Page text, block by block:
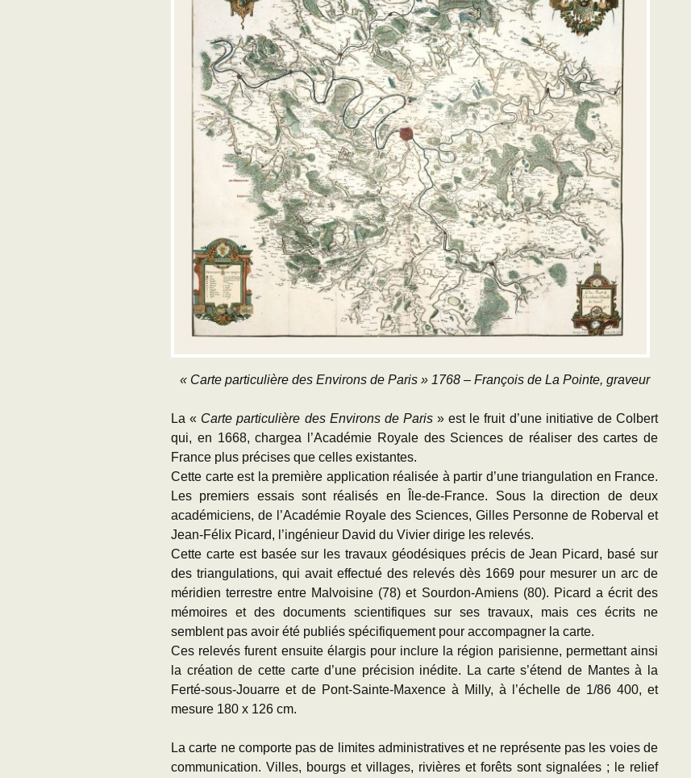
« Carte particulière des Environs de Paris » 1768 – François de La Pointe, graveur
La « Carte particulière des Environs de Paris» est le fruit d’une initiative de Colbert
qui, en 1668, chargea l’Académie Royale des Sciences de réaliser des cartes de
France plus précises que celles existantes.
Cette carte est la première application réalisée à partir d’une triangulation en France.
Les premiers essais sont réalisés en Île-de-France. Sous la direction de deux
académiciens, de l’Académie Royale des Sciences, Gilles Personne de Roberval et
Jean-Félix Picard, l’ingénieur David du Vivier dirige les relevés.
Cette carte est basée sur les travaux géodésiques précis de Jean Picard, basé sur
des triangulations, qui avait effectué des relevés dès 1669 pour mesurer un arc de
méridien terrestre entre Malvoisine (78) et Sourdon-Amiens (80). Picard a écrit des
mémoires et des documents scientifiques sur ses travaux, mais ces écrits ne
semblent pas avoir été publiés spécifiquement pour accompagner la carte.
Ces relevés furent ensuite élargis pour inclure la région parisienne, permettant ainsi
la création de cette carte d’une précision inédite. La carte s’étend de Mantes à la
Ferté-sous-Jouarre et de Pont-Sainte-Maxence à Milly, à l’échelle de 1/86 400, et
mesure 180 x 126 cm.
La carte ne comporte pas de limites administratives et ne représente pas les voies de
communication. Villes, bourgs et villages, rivières et forêts sont signalées ; le relief